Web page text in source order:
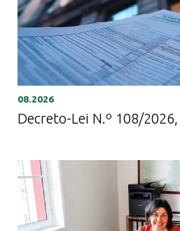
08.2026
Decreto-Lei N.º 108/